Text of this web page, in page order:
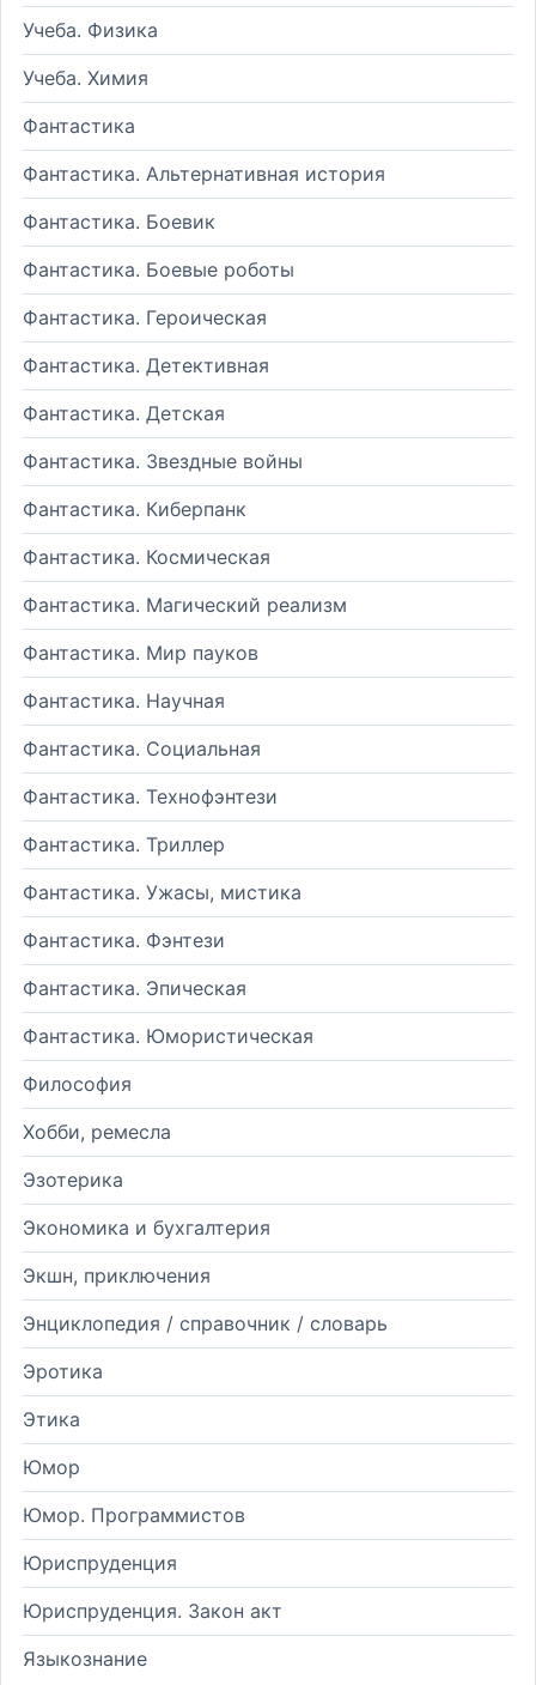
Учеба. Физика
Учеба. Химия
Фантастика
Фантастика. Альтернативная история
Фантастика. Боевик
Фантастика. Боевые роботы
Фантастика. Героическая
Фантастика. Детективная
Фантастика. Детская
Фантастика. Звездные войны
Фантастика. Киберпанк
Фантастика. Космическая
Фантастика. Магический реализм
Фантастика. Мир пауков
Фантастика. Научная
Фантастика. Социальная
Фантастика. Технофэнтези
Фантастика. Триллер
Фантастика. Ужасы, мистика
Фантастика. Фэнтези
Фантастика. Эпическая
Фантастика. Юмористическая
Философия
Хобби, ремесла
Эзотерика
Экономика и бухгалтерия
Экшн, приключения
Энциклопедия / справочник / словарь
Эротика
Этика
Юмор
Юмор. Программистов
Юриспруденция
Юриспруденция. Закон акт
Языкознание